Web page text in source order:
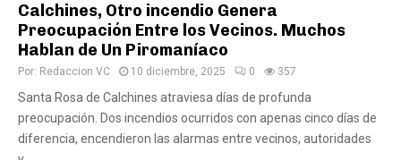
Calchines, Otro incendio Genera
Preocupación Entre los Vecinos. Muchos
Hablan de Un Piromaníaco
Por: Redaccion VC 10 diciembre, 2025 0 357
Santa Rosa de Calchines atraviesa días de profunda
preocupación. Dos incendios ocurridos con apenas cinco días de
diferencia, encendieron las alarmas entre vecinos, autoridades